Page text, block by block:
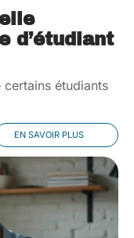
d’étudiant
étudiants
EN SAVOIR PLUS